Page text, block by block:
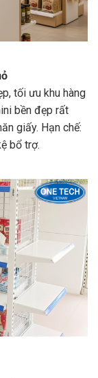
tối ưu khu hàng
bền đẹp rất
giấy. Hạn chế:
bổ trợ.